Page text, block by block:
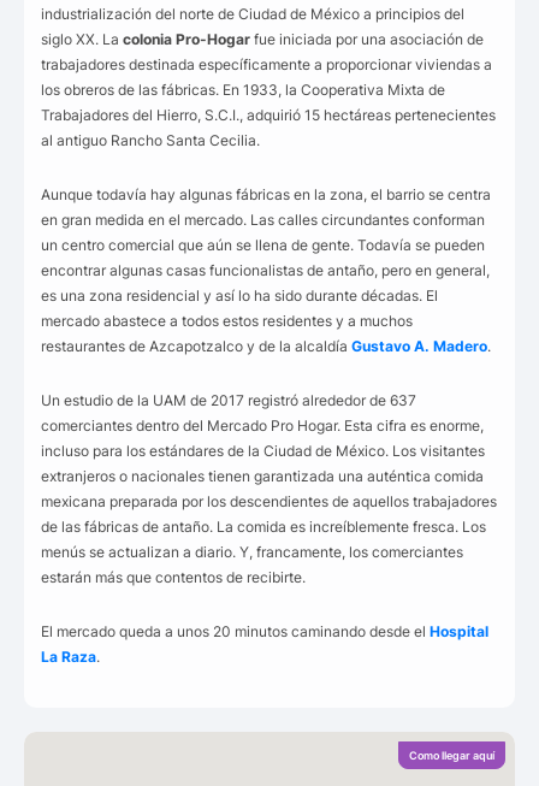
industrialización del norte de Ciudad de México a principios del
siglo XX. La colonia Pro-Hogar fue iniciada por una asociación de
trabajadores destinada específicamente a proporcionar viviendas a
los obreros de las fábricas. En 1933, la Cooperativa Mixta de
Trabajadores del Hierro, S.C.I., adquirió 15 hectáreas pertenecientes
al antiguo Rancho Santa Cecilia.
Aunque todavía hay algunas fábricas en la zona, el barrio se centra
en gran medida en el mercado. Las calles circundantes conforman
un centro comercial que aún se llena de gente. Todavía se pueden
encontrar algunas casas funcionalistas de antaño, pero en general,
es una zona residencial y así lo ha sido durante décadas. El
mercado abastece a todos estos residentes y a muchos
restaurantes de Azcapotzalco y de la alcaldía Gustavo A. Madero.
Un estudio de la UAM de 2017 registró alrededor de 637
comerciantes dentro del Mercado Pro Hogar. Esta cifra es enorme,
incluso para los estándares de la Ciudad de México. Los visitantes
extranjeros o nacionales tienen garantizada una auténtica comida
mexicana preparada por los descendientes de aquellos trabajadores
de las fábricas de antaño. La comida es increíblemente fresca. Los
menús se actualizan a diario. Y, francamente, los comerciantes
estarán más que contentos de recibirte.
El mercado queda a unos 20 minutos caminando desde el Hospital
La Raza.
Como llegar aquí